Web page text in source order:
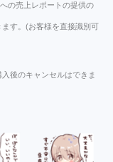
の売上レポートの提供の
す。(お客様を直接識別可
後のキャンセルはできま